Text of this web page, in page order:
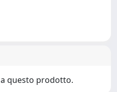
questo prodotto.